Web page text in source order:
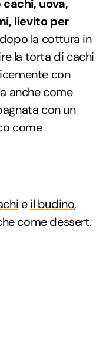
cachi, uova,
lievito per
la cottura in
la torta di cachi
con
anche come
con un
come
eil budino,
come dessert.